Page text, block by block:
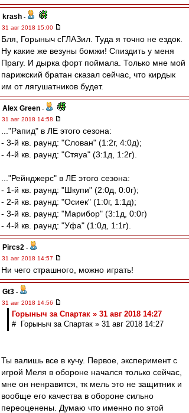
krash -
31 авг 2018 15:00
Бля, Горыныч сГЛАЗил. Туда я точно не ездок.
Ну какие же везуны бомжи! Спиздить у меня
Прагу. И дырка форт поймала. Только мне мой
парижский братан сказал сейчас, что кирдык
им от лягушатников будет.
Alex Green -
31 авг 2018 14:58
..."Рапид" в ЛЕ этого сезона:
- 3-й кв. раунд: "Слован" (1:2г, 4:0д);
- 4-й кв. раунд: "Стяуа" (3:1д, 1:2г).
..."Рейнджерс" в ЛЕ этого сезона:
- 1-й кв. раунд: "Шкупи" (2:0д, 0:0г);
- 2-й кв. раунд: "Осиек" (1:0г, 1:1д);
- 3-й кв. раунд: "Марибор" (3:1д, 0:0г)
- 4-й кв. раунд: "Уфа" (1:0д, 1:1г).
Pircs2 -
31 авг 2018 14:57
Ни чего страшного, можно играть!
Gt3 -
31 авг 2018 14:56
Горыныч за Спартак » 31 авг 2018 14:27
# Горыныч за Спартак » 31 авг 2018 14:27
Ты валишь все в кучу. Первое, эксперимент с
игрой Меля в обороне начался только сейчас,
мне он ненравится, тк мель это не защитник и
вообще его качества в обороне сильно
переоценены. Думаю что именно по этой